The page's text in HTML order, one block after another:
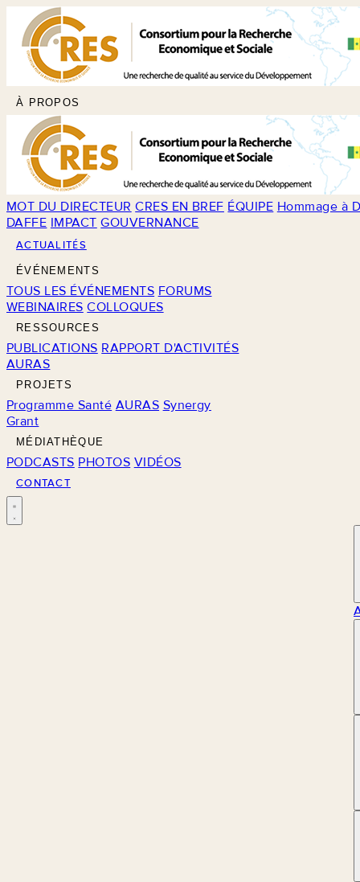
À PROPOS
MOT DU DIRECTEUR CRES EN BREF ÉQUIPE Hommage à
DAFFE IMPACT GOUVERNANCE
ACTUALITÉS
ÉVÉNEMENTS
TOUS LES ÉVÉNEMENTS FORUMS
WEBINAIRES COLLOQUES
RESSOURCES
PUBLICATIONS RAPPORT D'ACTIVITÉS
AURAS
PROJETS
Programme Santé AURAS Synergy
Grant
MÉDIATHÈQUE
PODCASTS PHOTOS VIDÉOS
CONTACT